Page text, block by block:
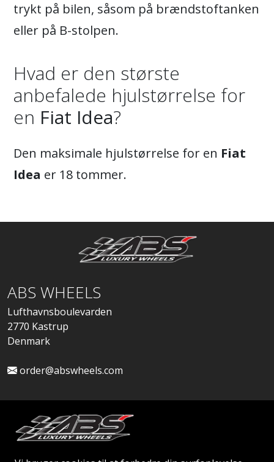
trykt på bilen, såsom på brændstoftanken
eller på B-stolpen.
Hvad er den største
anbefalede hjulstørrelse for
en Fiat Idea?
Den maksimale hjulstørrelse for en Fiat
Idea er 18 tommer.
ABS WHEELS
Lufthavnsboulevarden
2770 Kastrup
Denmark
order@abswheels.com
Ansøg om Firmakonto